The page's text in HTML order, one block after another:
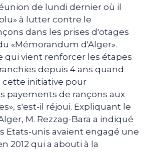
de lundi dernier où il
à lutter contre le
dans les prises d'otages
«Mémorandum d'Alger».
qui vient renforcer les étapes
depuis 4 ans quand
cette initiative pour
payements de rançons aux
s'est-il réjoui. Expliquant le
M. Rezzag-Bara a indiqué
Etats-unis avaient engagé une
2012 qui a abouti à la